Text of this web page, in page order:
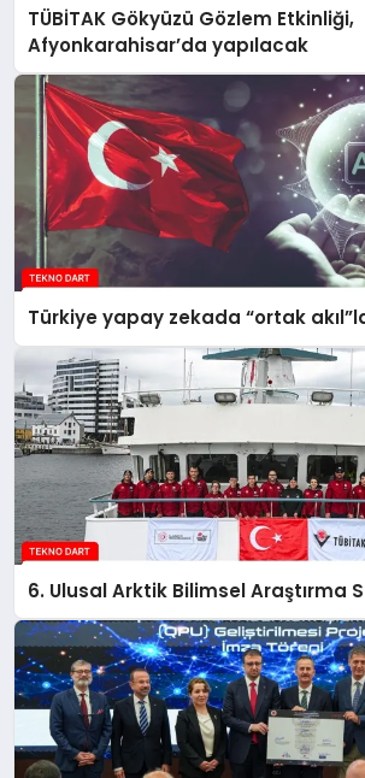
TÜBİTAK Gökyüzü Gözlem Etkinliği,
Afyonkarahisar’da yapılacak
Türkiye yapay zekada “ortak
6. Ulusal Arktik Bilimsel Araştırma